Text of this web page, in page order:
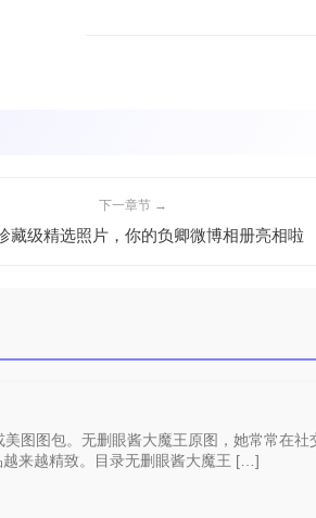
下一章节 →
藏级精选照片，你的负卿微博相册亮相啦
图图包。无删眼酱大魔王原图，她常常在社
来越精致。目录无删眼酱大魔王 […]